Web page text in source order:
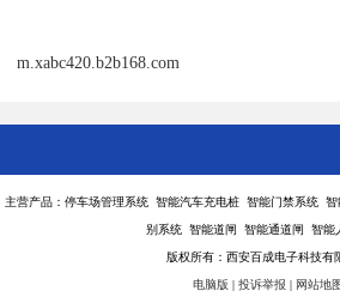
m.xabc420.b2b168.com
主营产品：停车场管理系统 智能汽车充电桩 智能门禁系统
别系统 智能道闸 智能通道闸 智能
版权所有：西安百成电子科技有
电脑版 | 投诉举报 | 网站地图